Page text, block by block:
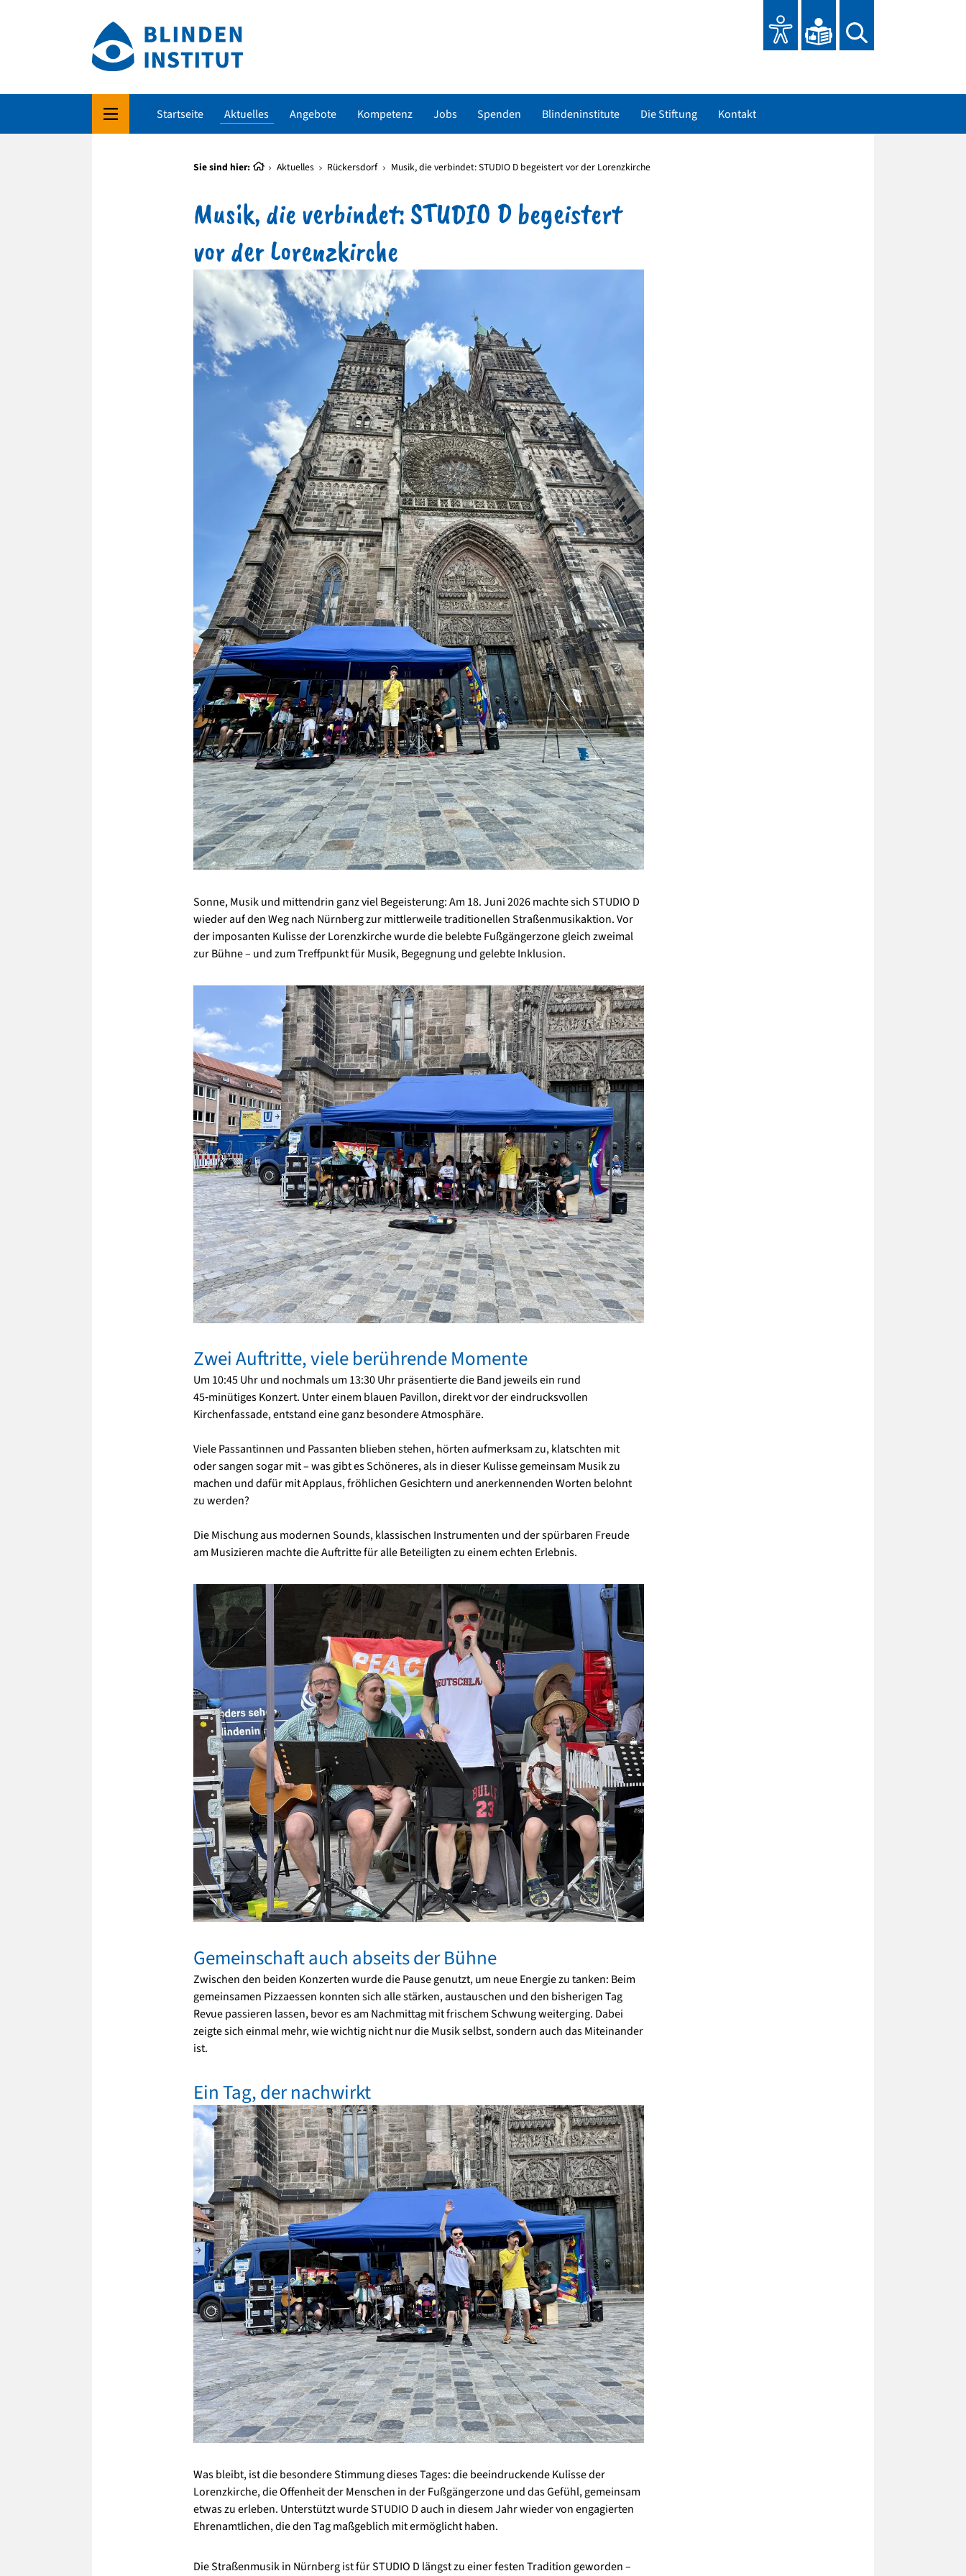
Startseite Aktuelles Angebote Kompetenz Jobs Spenden Blindeninstitute Die Stiftung Kontakt
Sie sind hier: Aktuelles Rückersdorf Musik, die verbindet: STUDIO D begeistert vor der Lorenzkirche
Musik, die verbindet: STUDIO D begeistert
vor der Lorenzkirche
Sonne, Musik und mittendrin ganz viel Begeisterung: Am 18. Juni 2026 machte sich STUDIO D
wieder auf den Weg nach Nürnberg zur mittlerweile traditionellen Straßenmusikaktion. Vor
der imposanten Kulisse der Lorenzkirche wurde die belebte Fußgängerzone gleich zweimal
zur Bühne – und zum Treffpunkt für Musik, Begegnung und gelebte Inklusion.
Zwei Auftritte, viele berührende Momente
Um 10:45 Uhr und nochmals um 13:30 Uhr präsentierte die Band jeweils ein rund
45‑minütiges Konzert. Unter einem blauen Pavillon, direkt vor der eindrucksvollen
Kirchenfassade, entstand eine ganz besondere Atmosphäre.
Viele Passantinnen und Passanten blieben stehen, hörten aufmerksam zu, klatschten mit
oder sangen sogar mit – was gibt es Schöneres, als in dieser Kulisse gemeinsam Musik zu
machen und dafür mit Applaus, fröhlichen Gesichtern und anerkennenden Worten belohnt
zu werden?
Die Mischung aus modernen Sounds, klassischen Instrumenten und der spürbaren Freude
am Musizieren machte die Auftritte für alle Beteiligten zu einem echten Erlebnis.
Gemeinschaft auch abseits der Bühne
Zwischen den beiden Konzerten wurde die Pause genutzt, um neue Energie zu tanken: Beim
gemeinsamen Pizzaessen konnten sich alle stärken, austauschen und den bisherigen Tag
Revue passieren lassen, bevor es am Nachmittag mit frischem Schwung weiterging. Dabei
zeigte sich einmal mehr, wie wichtig nicht nur die Musik selbst, sondern auch das Miteinander
ist.
Ein Tag, der nachwirkt
Was bleibt, ist die besondere Stimmung dieses Tages: die beeindruckende Kulisse der
Lorenzkirche, die Offenheit der Menschen in der Fußgängerzone und das Gefühl, gemeinsam
etwas zu erleben. Unterstützt wurde STUDIO D auch in diesem Jahr wieder von engagierten
Ehrenamtlichen, die den Tag maßgeblich mit ermöglicht haben.
Die Straßenmusik in Nürnberg ist für STUDIO D längst zu einer festen Tradition geworden –